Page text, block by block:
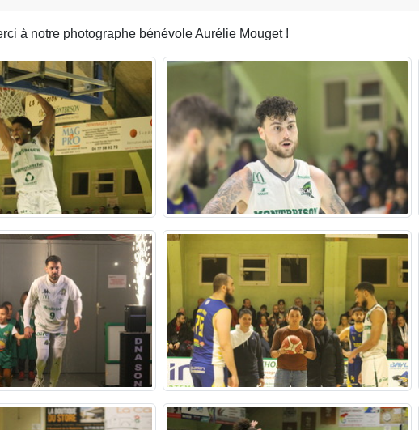
à notre photographe bénévole Aurélie Mouget !